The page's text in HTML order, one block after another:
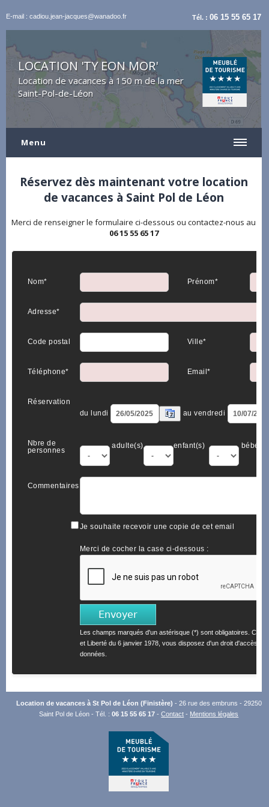
E-mail : cadiou.jean-jacques@wanadoo.fr Tél. :06 15 55 65 17
LOCATION 'TY EON MOR'
Location de vacances à 150 m de la mer
Saint-Pol-de-Léon
Menu
Réservez dès maintenant votre location
de vacances à Saint Pol de Léon
Merci de renseigner le formulaire ci-dessous ou contactez-nous au
06 15 55 65 17
Nom* Prénom*
Adresse*
Code postal Ville*
Téléphone* Email*
Réservation
du lundi
au vendredi
Nbre de
personnes
adulte(s) enfant(s) bébé(s)
Commentaires
Je souhaite recevoir une copie de cet email
Merci de cocher la case ci-dessous :
Les champs marqués d'un astérisque (*) sont obligatoires.
et Liberté du 6 janvier 1978, vous disposez d'un droit d'accès et
données.
Location de vacances à St Pol de Léon (Finistère) - 26 rue des embruns - 29250
Saint Pol de Léon - Tél. :06 15 55 65 17 -Contact - Mentions légales